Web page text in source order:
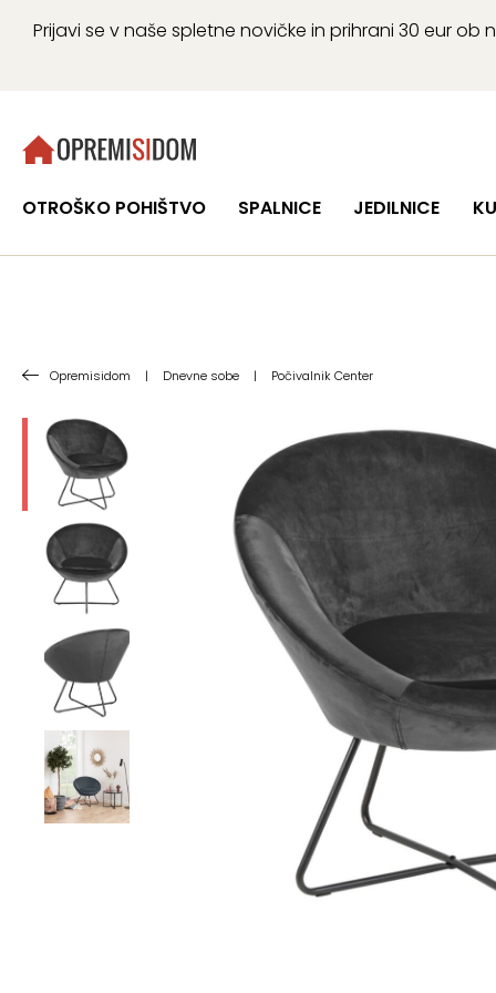
Prijavi se v naše spletne novičke in prihrani 30 eur
OTROŠKO POHIŠTVO SPALNICE JEDILNICE
Opremisidom | Dnevne sobe | Počivalnik Center